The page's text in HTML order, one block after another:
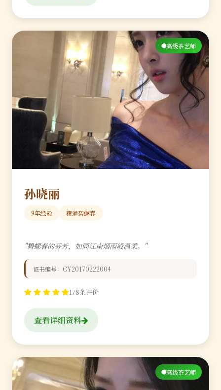
高级茶艺师
孙晓丽
9年经验 精通碧螺春
"碧螺春的芬芳，如同江南烟雨般温柔。"
证书编号：CY20170222004
178条评价
查看详细资料
高级茶艺师